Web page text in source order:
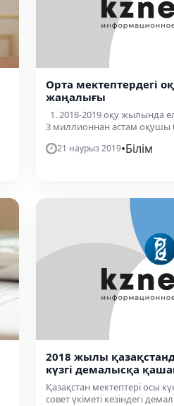
Орта мектептердегі
жаңалығы
1. 2018-2019 оқу жылында
3 миллионнан астам оқушы
21 наурыз 2019•Білім
2018 жылы
күзгі демалысқа
Қазақстан мектептері осы
совет үкіметі кезіндегі